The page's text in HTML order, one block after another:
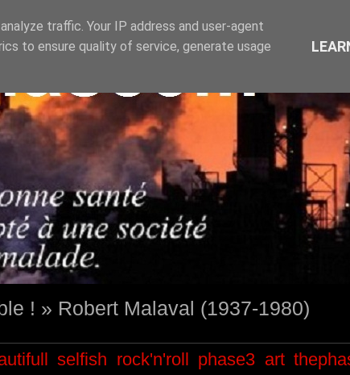
! » Robert Malaval (1937-1980)
selfish rock'n'roll phase3 art
traffic. Your IP address and user-agent
to ensure quality of service, generate usage